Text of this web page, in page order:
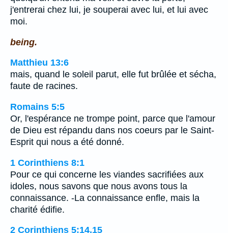
j'entrerai chez lui, je souperai avec lui, et lui avec
moi.
being.
Matthieu 13:6
mais, quand le soleil parut, elle fut brûlée et sécha,
faute de racines.
Romains 5:5
Or, l'espérance ne trompe point, parce que l'amour
de Dieu est répandu dans nos coeurs par le Saint-
Esprit qui nous a été donné.
1 Corinthiens 8:1
Pour ce qui concerne les viandes sacrifiées aux
idoles, nous savons que nous avons tous la
connaissance. -La connaissance enfle, mais la
charité édifie.
2 Corinthiens 5:14,15